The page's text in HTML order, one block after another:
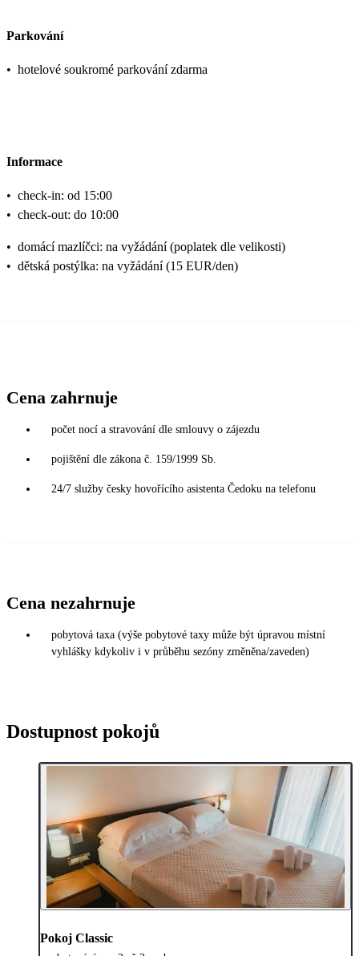
Parkování
• hotelové soukromé parkování zdarma
Informace
• check-in: od 15:00
• check-out: do 10:00
• domácí mazlíčci: na vyžádání (poplatek dle velikosti)
• dětská postýlka: na vyžádání (15 EUR/den)
Cena zahrnuje
počet nocí a stravování dle smlouvy o zájezdu
pojištění dle zákona č. 159/1999 Sb.
24/7 služby česky hovořícího asistenta Čedoku na telefonu
Cena nezahrnuje
pobytová taxa (výše pobytové taxy může být úpravou místní
vyhlášky kdykoliv i v průběhu sezóny změněna/zaveden)
Dostupnost pokojů
Pokoj Classic